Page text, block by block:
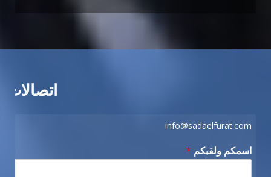
اتصالات
info@sadaelfurat.com
اسمكم ولقبكم *